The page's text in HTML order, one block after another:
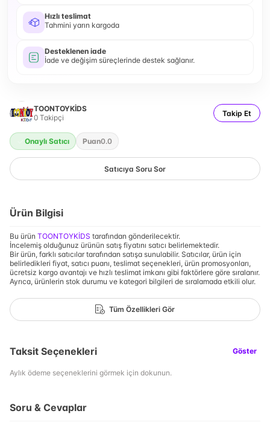
Hızlı teslimat
Tahmini yarın kargoda
Desteklenen iade
İade ve değişim süreçlerinde destek sağlanır.
TOONTOYKİDS
0 Takipçi Takip Et
Onaylı Satıcı Puan0.0
Satıcıya Soru Sor
Ürün Bilgisi
Bu ürün TOONTOYKİDS tarafından gönderilecektir.
İncelemiş olduğunuz ürünün satış fiyatını satıcı belirlemektedir.
Bir ürün, farklı satıcılar tarafından satışa sunulabilir. Satıcılar, ürün için
belirledikleri fiyat, satıcı puanı, teslimat seçenekleri, ürün promosyonları,
ücretsiz kargo avantajı ve hızlı teslimat imkanı gibi faktörlere göre sıralanır.
Ayrıca, ürünlerin stok durumu ve kategori bilgileri de sıralamada etkili olur.
Tüm Özellikleri Gör
Taksit Seçenekleri Göster
Aylık ödeme seçeneklerini görmek için dokunun.
Soru & Cevaplar